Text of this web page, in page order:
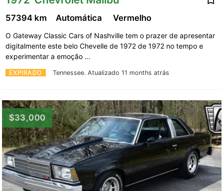
EXPIRADO Tennessee. Atualizado 11 months atrás
57394 km Automática Vermelho
O Gateway Classic Cars of Nashville tem o prazer de apresentar
digitalmente este belo Chevelle de 1972 de 1972 no tempo e
experimentar a emoção …
$33,000